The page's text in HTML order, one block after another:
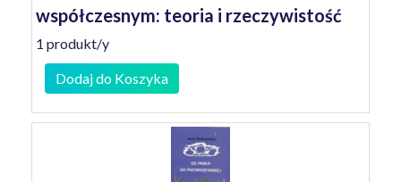
współczesnym: teoria i rzeczywistość
1 produkt/y
Dodaj do Koszyka